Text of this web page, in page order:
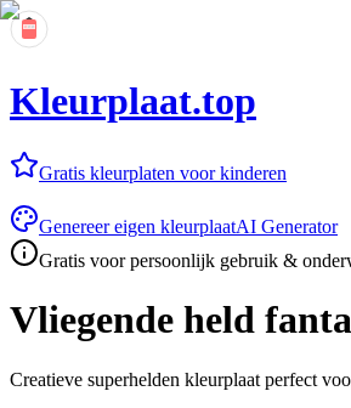
Kleurplaat.top
Gratis kleurplaten voor kinderen
Genereer eigen kleurplaatAI Generator
Gratis voor persoonlijk gebruik &
Vliegende held
Creatieve superhelden kleurplaat perfect